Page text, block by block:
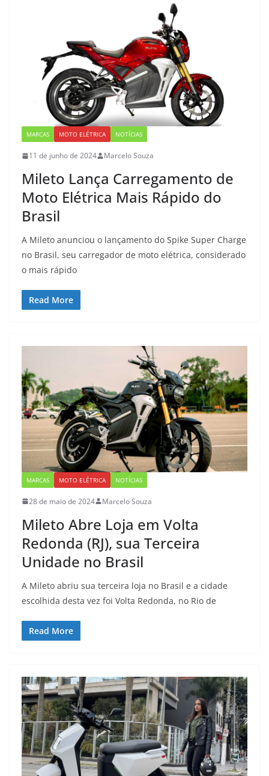
MARCAS MOTO ELÉTRICA NOTÍCIAS
11 de junho de 2024 Marcelo Souza
Mileto Lança Carregamento de
Moto Elétrica Mais Rápido do
Brasil
A Mileto anunciou o lançamento do Spike Super Charge
no Brasil, seu carregador de moto elétrica, considerado
o mais rápido
Read More
MARCAS MOTO ELÉTRICA NOTÍCIAS
28 de maio de 2024 Marcelo Souza
Mileto Abre Loja em Volta
Redonda (RJ), sua Terceira
Unidade no Brasil
A Mileto abriu sua terceira loja no Brasil e a cidade
escolhida desta vez foi Volta Redonda, no Rio de
Read More